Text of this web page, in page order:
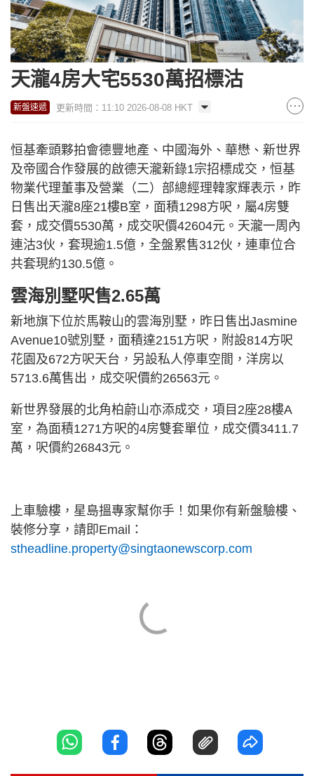
天瀧4房大宅5530萬招標沽
新盤速遞 更新時間：11:10 2026-08-08 HKT
恒基牽頭夥拍會德豐地產、中國海外、華懋、新世界
及帝國合作發展的啟德天瀧新錄1宗招標成交，恒基
物業代理董事及營業（二）部總經理韓家輝表示，昨
日售出天瀧8座21樓B室，面積1298方呎，屬4房雙
套，成交價5530萬，成交呎價42604元。天瀧一周內
連沽3伙，套現逾1.5億，全盤累售312伙，連車位合
共套現約130.5億。
雲海別墅呎售2.65萬
新地旗下位於馬鞍山的雲海別墅，昨日售出Jasmine
Avenue10號別墅，面積達2151方呎，附設814方呎
花園及672方呎天台，另設私人停車空間，洋房以
5713.6萬售出，成交呎價約26563元。
新世界發展的北角柏蔚山亦添成交，項目2座28樓A
室，為面積1271方呎的4房雙套單位，成交價3411.7
萬，呎價約26843元。
上車驗樓，星島搵專家幫你手！如果你有新盤驗樓、
裝修分享，請即Email：
stheadline.property@singtaonewscorp.com